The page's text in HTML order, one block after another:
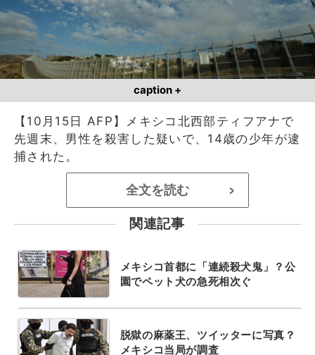
caption +
【10月15日 AFP】メキシコ北西部ティフアナで
先週末、男性を殺害した疑いで、14歳の少年が逮
捕された。
全文を読む >
関連記事
メキシコ首都に「連続殺犬鬼」？公
園でペット犬の急死相次ぐ
脱獄の麻薬王、ツイッターに写真？
メキシコ当局が調査